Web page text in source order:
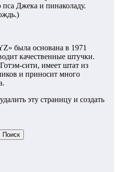
Джека и пинаколаду.
была основана в 1971
качественные штучки.
сити, имеет штат из
и приносит много
эту страницу и создать
Поиск